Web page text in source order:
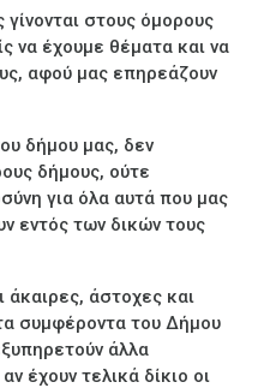
στους όμορους
να έχουμε θέματα και να
αφού μας επηρεάζουν
δήμου μας, δεν
δήμους, ούτε
για όλα αυτά που μας
εντός των δικών τους
άκαιρες, άστοχες και
συμφέροντα του Δήμου
άλλα
έχουν τελικά δίκιο οι